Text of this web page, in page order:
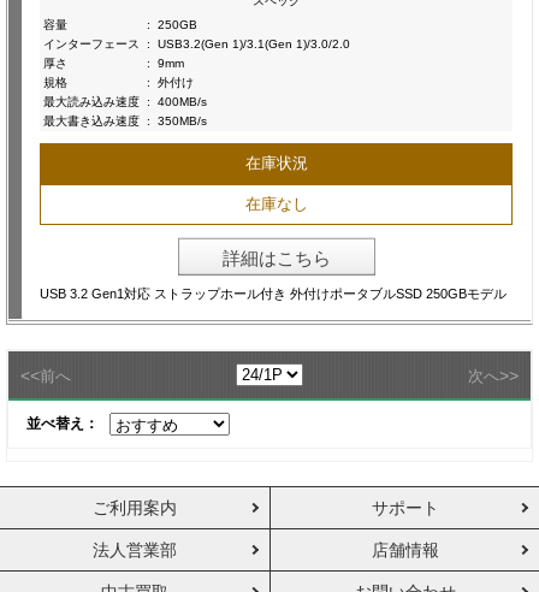
容量
:
250GB
インターフェース
:
USB3.2(Gen 1)/3.1(Gen 1)/3.0/2.0
厚さ
:
9mm
規格
:
外付け
最大読み込み速度 :
400MB/s
最大書き込み速度 : 350MB/s
在庫状況
在庫なし
詳細はこちら
USB 3.2 Gen1対応 ストラップホール付き 外付けポータブルSSD 250GBモデル
<<前へ 次へ>>
並べ替え：
ご利用案内 サポート
法人営業部 店舗情報